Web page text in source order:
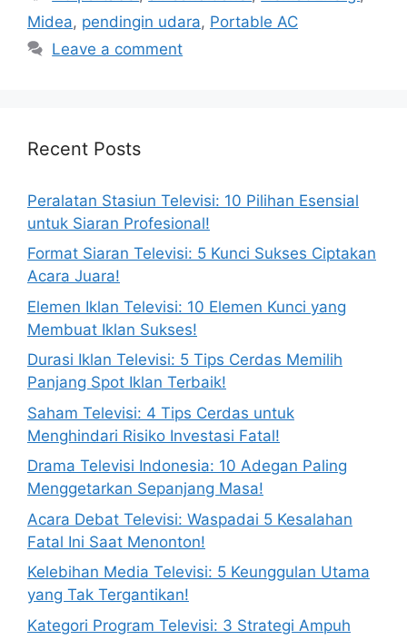
Midea, pendingin udara, Portable AC
Leave a comment
Recent Posts
Peralatan Stasiun Televisi: 10 Pilihan Esensial
untuk Siaran Profesional!
Format Siaran Televisi: 5 Kunci Sukses Ciptakan
Acara Juara!
Elemen Iklan Televisi: 10 Elemen Kunci yang
Membuat Iklan Sukses!
Durasi Iklan Televisi: 5 Tips Cerdas Memilih
Panjang Spot Iklan Terbaik!
Saham Televisi: 4 Tips Cerdas untuk
Menghindari Risiko Investasi Fatal!
Drama Televisi Indonesia: 10 Adegan Paling
Menggetarkan Sepanjang Masa!
Acara Debat Televisi: Waspadai 5 Kesalahan
Fatal Ini Saat Menonton!
Kelebihan Media Televisi: 5 Keunggulan Utama
yang Tak Tergantikan!
Kategori Program Televisi: 3 Strategi Ampuh